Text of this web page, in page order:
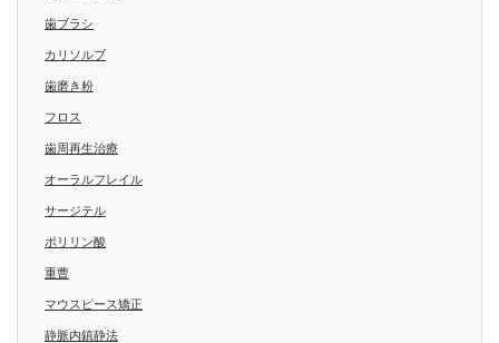
歯ブラシ
カリソルブ
歯磨き粉
フロス
歯周再生治療
オーラルフレイル
サージテル
ポリリン酸
重曹
マウスピース矯正
静脈内鎮静法